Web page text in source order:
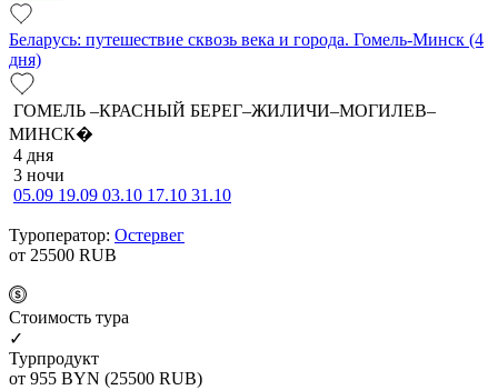
Беларусь: путешествие сквозь века и города. Гомель-Минск (4
дня)
ГОМЕЛЬ –КРАСНЫЙ БЕРЕГ–ЖИЛИЧИ–МОГИЛЕВ–
МИНСК�
4 дня
3 ночи
05.09 19.09 03.10 17.10 31.10
Туроператор: Остервег
от 25500 RUB
Cтоимость тура
✓
Турпродукт
от 955 BYN (25500 RUB)